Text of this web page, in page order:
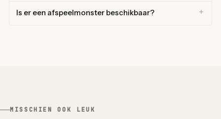
Is er een afspeelmonster beschikbaar?
MISSCHIEN OOK LEUK